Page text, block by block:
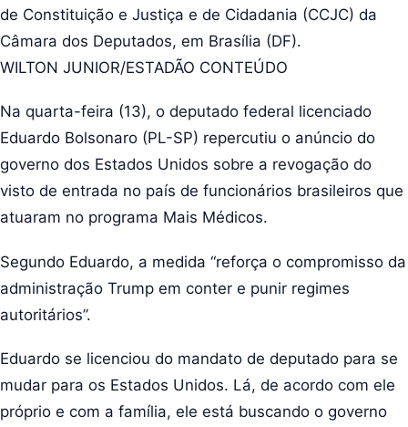
de Constituição e Justiça e de Cidadania (CCJC) da
Câmara dos Deputados, em Brasília (DF).
WILTON JUNIOR/ESTADÃO CONTEÚDO
Na quarta-feira (13), o deputado federal licenciado
Eduardo Bolsonaro (PL-SP) repercutiu o anúncio do
governo dos Estados Unidos sobre a revogação do
visto de entrada no país de funcionários brasileiros que
atuaram no programa Mais Médicos.
Segundo Eduardo, a medida “reforça o compromisso da
administração Trump em conter e punir regimes
autoritários”.
Eduardo se licenciou do mandato de deputado para se
mudar para os Estados Unidos. Lá, de acordo com ele
próprio e com a família, ele está buscando o governo